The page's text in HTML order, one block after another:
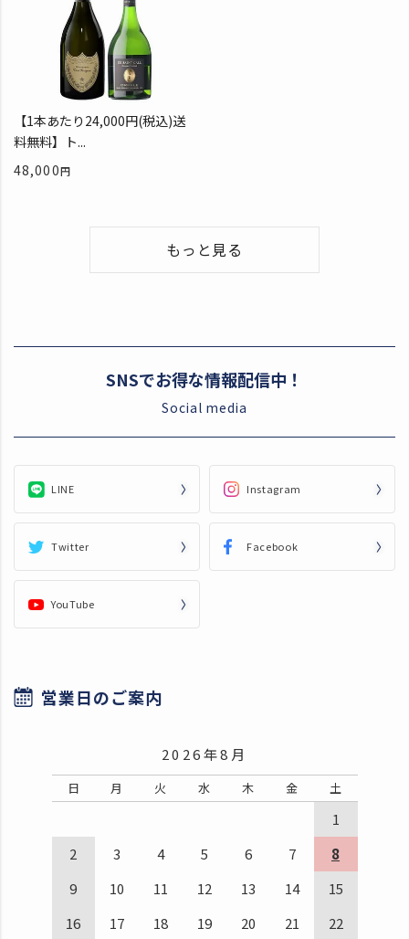
【1本あたり24,000円(税込)送
料無料】ト...
48,000
もっと見る
SNSでお得な情報配信中！
Social media
LINE Instagram
Twitter Facebook
YouTube
営業日のご案内
2026年8月
日 月 火 水 木 金 土
1
2
3 4 5 6 7
8
9
10 11 12 13 14
15
16
17 18 19 20 21
22